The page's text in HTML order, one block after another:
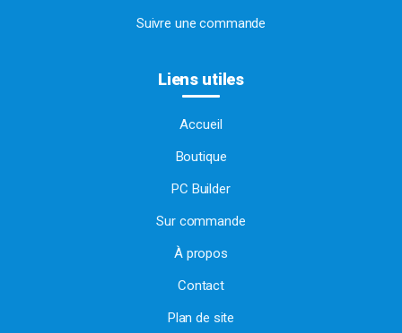
Suivre une commande
Liens utiles
Accueil
Boutique
PC Builder
Sur commande
À propos
Contact
Plan de site